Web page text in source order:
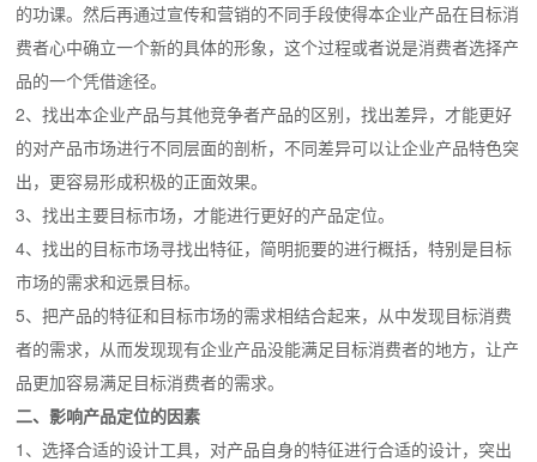
的功课。然后再通过宣传和营销的不同手段使得本企业产品在目标消
费者心中确立一个新的具体的形象，这个过程或者说是消费者选择产
品的一个凭借途径。
2、找出本企业产品与其他竞争者产品的区别，找出差异，才能更好
的对产品市场进行不同层面的剖析，不同差异可以让企业产品特色突
出，更容易形成积极的正面效果。
3、找出主要目标市场，才能进行更好的产品定位。
4、找出的目标市场寻找出特征，简明扼要的进行概括，特别是目标
市场的需求和远景目标。
5、把产品的特征和目标市场的需求相结合起来，从中发现目标消费
者的需求，从而发现现有企业产品没能满足目标消费者的地方，让产
品更加容易满足目标消费者的需求。
二、影响产品定位的因素
1、选择合适的设计工具，对产品自身的特征进行合适的设计，突出